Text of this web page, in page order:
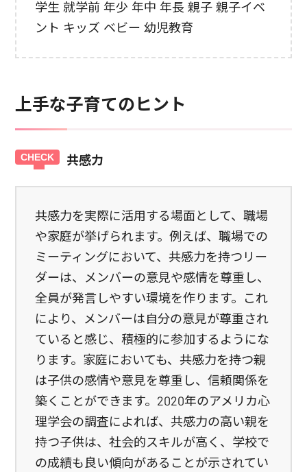
学生 就学前 年少 年中 年長 親子 親子イベ
ント キッズ ベビー 幼児教育
上手な子育てのヒント
共感力
共感力を実際に活用する場面として、職場
や家庭が挙げられます。例えば、職場での
ミーティングにおいて、共感力を持つリー
ダーは、メンバーの意見や感情を尊重し、
全員が発言しやすい環境を作ります。これ
により、メンバーは自分の意見が尊重され
ていると感じ、積極的に参加するようにな
ります。家庭においても、共感力を持つ親
は子供の感情や意見を尊重し、信頼関係を
築くことができます。2020年のアメリカ心
理学会の調査によれば、共感力の高い親を
持つ子供は、社会的スキルが高く、学校で
の成績も良い傾向があることが示されてい